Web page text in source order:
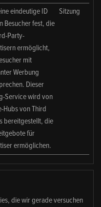
eindeutige ID
Besucher fest, die
Party-
ermöglicht,
mit
Werbung
Dieser
Service wird von
Hubs von Third
bereitgestellt, die
für
ermöglichen.
Sitzung
die wir gerade versuchen